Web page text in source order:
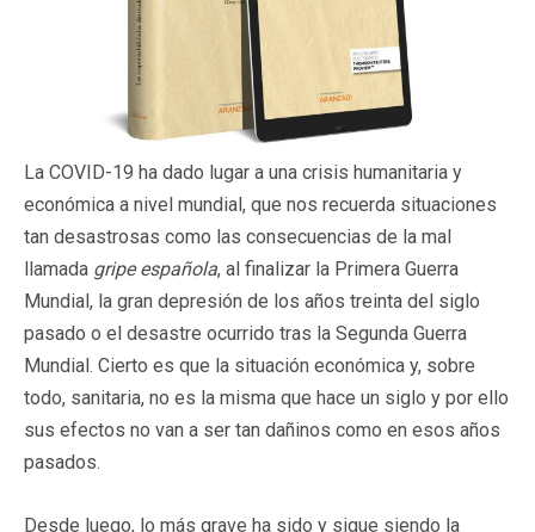
La COVID-19 ha dado lugar a una crisis humanitaria y
económica a nivel mundial, que nos recuerda situaciones
tan desastrosas como las consecuencias de la mal
llamada gripe española, al finalizar la Primera Guerra
Mundial, la gran depresión de los años treinta del siglo
pasado o el desastre ocurrido tras la Segunda Guerra
Mundial. Cierto es que la situación económica y, sobre
todo, sanitaria, no es la misma que hace un siglo y por ello
sus efectos no van a ser tan dañinos como en esos años
pasados.
Desde luego, lo más grave ha sido y sigue siendo la